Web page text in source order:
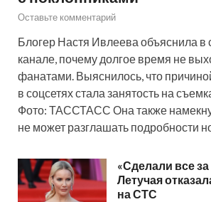
Оставьте комментарий
Блогер Настя Ивлеева объяснила в
канале, почему долгое время не
фанатами. Выяснилось, что
в соцсетях стала занятость на
Фото: ТАССТАСС Она также
не может разглашать подробности
«Сделали все
Летучая
на СТС